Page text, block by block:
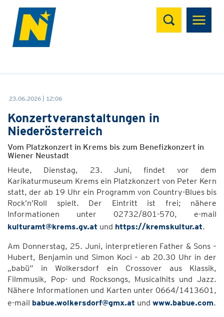
Suchen
23.06.2026 | 12:06
Konzertveranstaltungen in
Niederösterreich
Vom Platzkonzert in Krems bis zum Benefizkonzert in
Wiener Neustadt
Heute, Dienstag, 23. Juni, findet vor dem
Karikaturmuseum Krems ein Platzkonzert von Peter Kern
statt, der ab 19 Uhr ein Programm von Country-Blues bis
Rock’n’Roll spielt. Der Eintritt ist frei; nähere
Informationen unter 02732/801-570, e-mail
kulturamt@krems.gv.at und https://kremskultur.at.
Am Donnerstag, 25. Juni, interpretieren Father & Sons –
Hubert, Benjamin und Simon Koci – ab 20.30 Uhr in der
„babü” in Wolkersdorf ein Crossover aus Klassik,
Filmmusik, Pop- und Rocksongs, Musicalhits und Jazz.
Nähere Informationen und Karten unter 0664/1413601,
e-mail babue.wolkersdorf@gmx.at und www.babue.com.